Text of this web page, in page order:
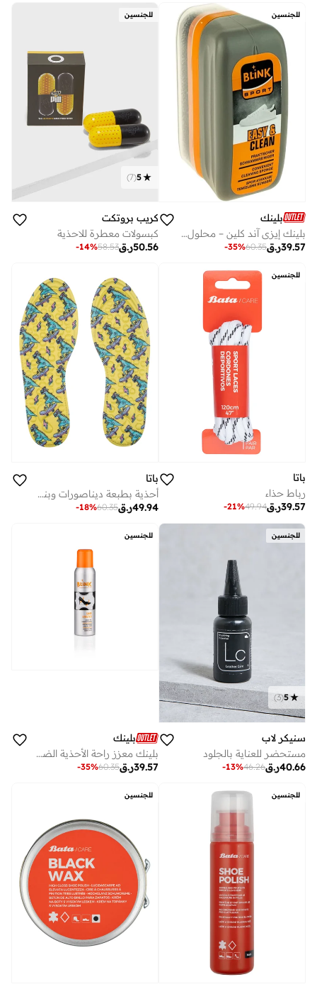
للجنسين
بلينك
بلينك إيزي آند كلين – محلول سريع لتنظيف الأحذية
ر.ق39.57
60.35
-35%
للجنسين
5
(
7
)
كريب بروتكت
كبسولات معطرة للاحذية
ر.ق50.56
58.53
-14%
للجنسين
باتا
رباط حذاء
ر.ق39.57
49.94
-21%
باتا
أحذية بطبعة ديناصورات وبنعل داخلي من الميموري فوم
ر.ق49.94
60.35
-18%
للجنسين
5
(
3
)
سنيكر لاب
مستحضر للعناية بالجلود
ر.ق40.66
46.26
-13%
للجنسين
بلينك
بلينك معزز راحة الأحذية الضيقة
ر.ق39.57
60.35
-35%
للجنسين للجنسين